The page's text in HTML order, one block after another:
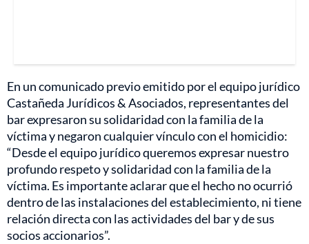
En un comunicado previo emitido por el equipo jurídico
Castañeda Jurídicos & Asociados, representantes del
bar expresaron su solidaridad con la familia de la
víctima y negaron cualquier vínculo con el homicidio:
“Desde el equipo jurídico queremos expresar nuestro
profundo respeto y solidaridad con la familia de la
víctima. Es importante aclarar que el hecho no ocurrió
dentro de las instalaciones del establecimiento, ni tiene
relación directa con las actividades del bar y de sus
socios accionarios”.